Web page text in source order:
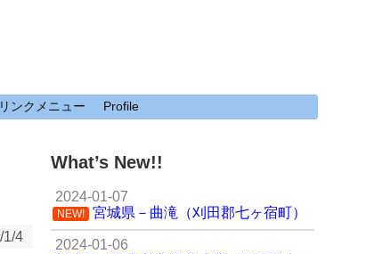
リンクメニュー Profile
1/4
What’s New!!
2024-01-07
NEW! 宮城県－曲滝（刈田郡七ヶ宿町）
2024-01-06